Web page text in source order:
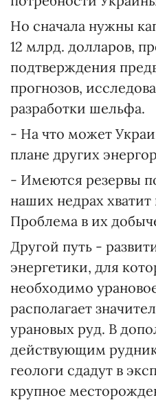
Но сначала нужны
12 млрд. долларов,
подтверждения
прогнозов,
разработки шельфа.
- На что может
плане других
- Имеются резервы
наших недрах хватит
Проблема в их
Другой путь -
энергетики, для
необходимо
располагает
урановых руд. В
действующим
геологи сдадут в
крупное